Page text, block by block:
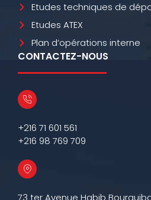
Etudes techniques de
Etudes ATEX
Plan d’opérations interne
CONTACTEZ-NOUS
+216 71 601 561
+216 98 769 709